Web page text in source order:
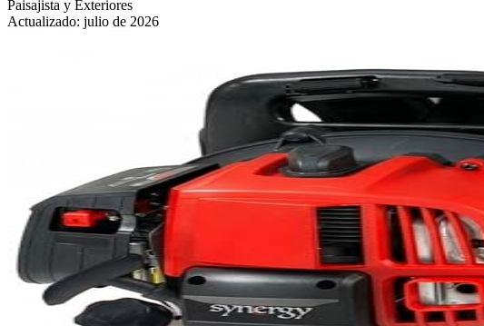
Paisajista y Exteriores
Actualizado: julio de 2026